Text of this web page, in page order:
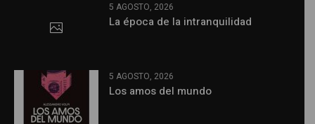
5 AGOSTO, 2026
La época de la intranquilidad
5 AGOSTO, 2026
Los amos del mundo